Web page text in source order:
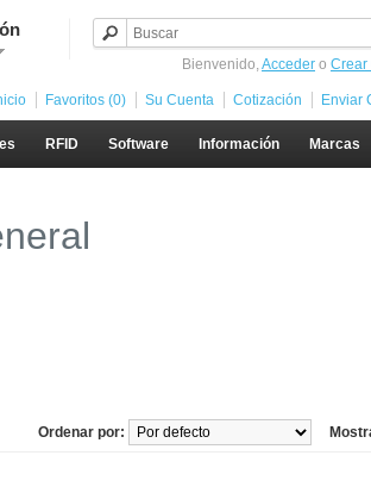
Bienvenido,Acceder o Crear
Favoritos (0) Su Cuenta Cotización Enviar
RFID Software Información Marcas
Ordenar por: